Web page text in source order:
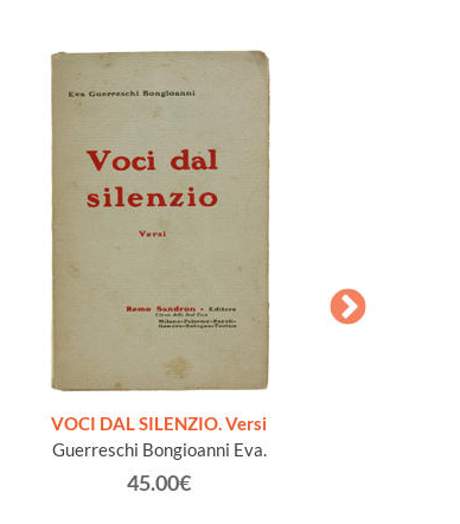
VOCI DAL SILENZIO. Versi
Guerreschi Bongioanni Eva.
45.00€